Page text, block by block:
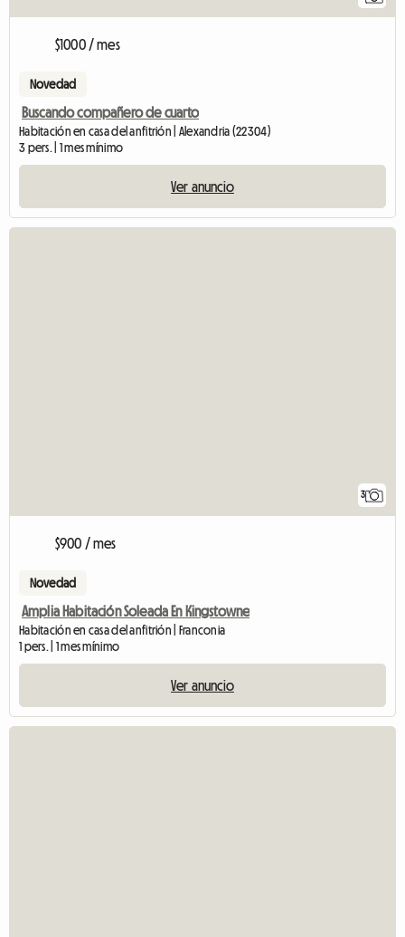
$1000 / mes
Novedad
Buscando compañero de cuarto
Habitación en casa del anfitrión | Alexandria (22304)
3 pers. | 1 mes mínimo
Ver anuncio
3
$900 / mes
Novedad
Amplia Habitación Soleada En Kingstowne
Habitación en casa del anfitrión | Franconia
1 pers. | 1 mes mínimo
Ver anuncio